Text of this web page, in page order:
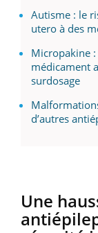
Autisme : le
utero à des
Micropakine :
médicament
surdosage
d’autres
Une